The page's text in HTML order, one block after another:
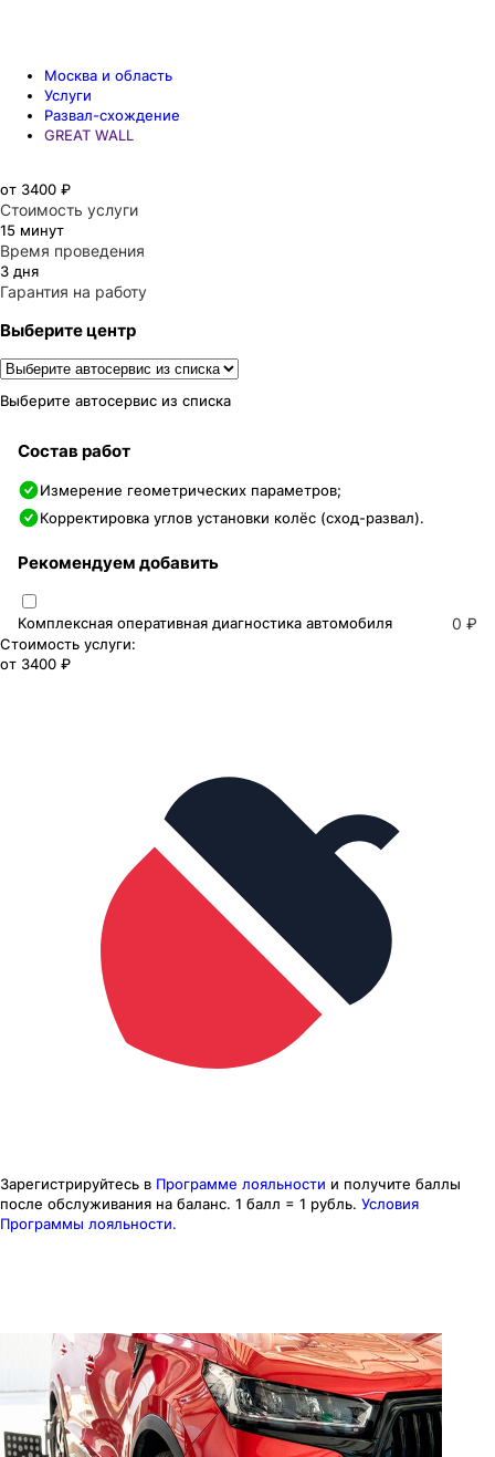
Москва и область
Услуги
Развал-схождение
GREAT WALL
от 3400 ₽
Стоимость услуги
15 минут
Время проведения
3 дня
Гарантия на работу
Выберите центр
Выберите автосервис из списка
Состав работ
Измерение геометрических параметров;
Корректировка углов установки колёс (сход-развал).
Рекомендуем добавить
Комплексная оперативная диагностика автомобиля 0 ₽
Стоимость услуги:
от 3400 ₽
Зарегистрируйтесь в Программе лояльности и получите баллы
после обслуживания на баланс. 1 балл = 1 рубль. Условия
Программы лояльности.